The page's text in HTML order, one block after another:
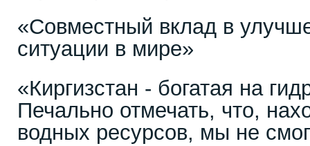
«Совместный вклад в
ситуации в мире»
«Киргизстан - богатая на
Печально отмечать, что,
водных ресурсов, мы не